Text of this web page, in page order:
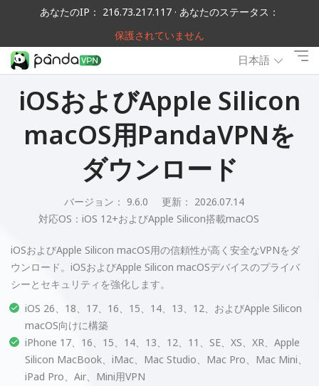
あなたのIP： 216.73.217.117 · あなたのステータス：
保護されていません
日本語
iOSおよびApple Silicon
macOS用PandaVPNを
ダウンロード
バージョン： 9.6.0
更新： 2026.07.14
対応OS： iOS 12+およびApple Silicon搭載macOS
iOSおよびApple Silicon macOS用の信頼性が高く安全なVPNをダ
ウンロード。iOSおよびApple Silicon macOSデバイスのプライバ
シーとセキュリティを強化します。
iOS 26、18、17、16、15、14、13、12、およびApple Silicon
macOS向けに構築
iPhone 17、16、15、14、13、12、11、SE、XS、XR、Apple
Silicon MacBook、iMac、Mac Studio、Mac Pro、Mac Mini、
iPad Pro、Air、Mini用VPN